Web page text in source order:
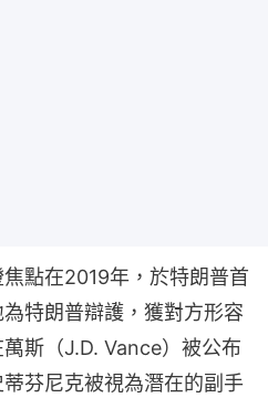
點在2019年，於特朗普首
特朗普辯護，獲對方形容
萬斯（J.D. Vance）被公布
芬尼克被視為潛在的副手